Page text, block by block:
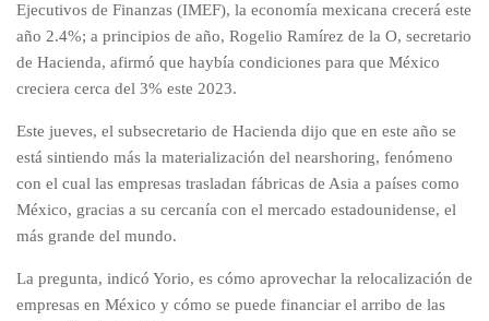
Ejecutivos de Finanzas (IMEF), la economía mexicana crecerá este
año 2.4%; a principios de año, Rogelio Ramírez de la O, secretario
de Hacienda, afirmó que haybía condiciones para que México
creciera cerca del 3% este 2023.
Este jueves, el subsecretario de Hacienda dijo que en este año se
está sintiendo más la materialización del nearshoring, fenómeno
con el cual las empresas trasladan fábricas de Asia a países como
México, gracias a su cercanía con el mercado estadounidense, el
más grande del mundo.
La pregunta, indicó Yorio, es cómo aprovechar la relocalización de
empresas en México y cómo se puede financiar el arribo de las